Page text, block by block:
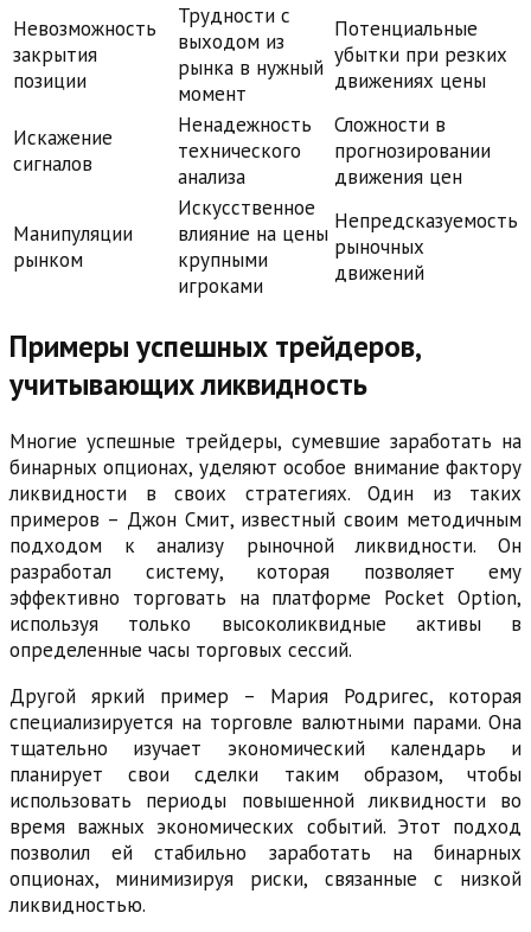
Невозможность
закрытия
позиции
Трудности с
выходом из
рынка в нужный
момент
Потенциальные
убытки при резких
движениях цены
Искажение
сигналов
Ненадежность
технического
анализа
Сложности в
прогнозировании
движения цен
Манипуляции
рынком
Искусственное
влияние на цены
крупными
игроками
Непредсказуемость
рыночных
движений
Примеры успешных трейдеров,
учитывающих ликвидность
Многие успешные трейдеры, сумевшие заработать на
бинарных опционах, уделяют особое внимание фактору
ликвидности в своих стратегиях. Один из таких
примеров – Джон Смит, известный своим методичным
подходом к анализу рыночной ликвидности. Он
разработал систему, которая позволяет ему
эффективно торговать на платформе Pocket Option,
используя только высоколиквидные активы в
определенные часы торговых сессий.
Другой яркий пример – Мария Родригес, которая
специализируется на торговле валютными парами. Она
тщательно изучает экономический календарь и
планирует свои сделки таким образом, чтобы
использовать периоды повышенной ликвидности во
время важных экономических событий. Этот подход
позволил ей стабильно заработать на бинарных
опционах, минимизируя риски, связанные с низкой
ликвидностью.